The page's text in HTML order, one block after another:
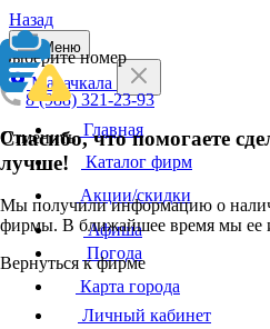
Назад
Выберите номер
8 (988) 321-23-93
Отменить
Спасибо, что помогаете
лучше!
Мы получили информацию о
фирмы. В ближайшее время мы ее
Вернуться к фирме
Меню
Махачкала
Главная
Каталог фирм
Акции/скидки
Афиша
Погода
Карта города
Личный кабинет